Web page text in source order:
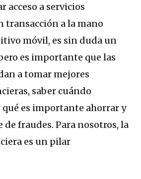
acceso a servicios
transacción a la mano
móvil, es sin duda un
es importante que las
a tomar mejores
saber cuándo
qué es importante ahorrar y
de fraudes. Para nosotros, la
es un pilar